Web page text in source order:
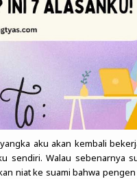
aku akan kembali
sendiri. Walau sebenarnya
niat ke suami bahwa